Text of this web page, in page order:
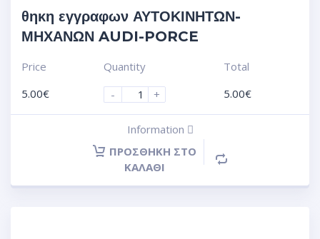
θηκη εγγραφων ΑΥΤΟΚΙΝΗΤΩΝ-
ΜΗΧΑΝΩΝ AUDI-PORCE
Price
5.00€
Quantity
-
+
Total
5.00€
Information
ΠΡΟΣΘΉΚΗ ΣΤΟ
ΚΑΛΆΘΙ